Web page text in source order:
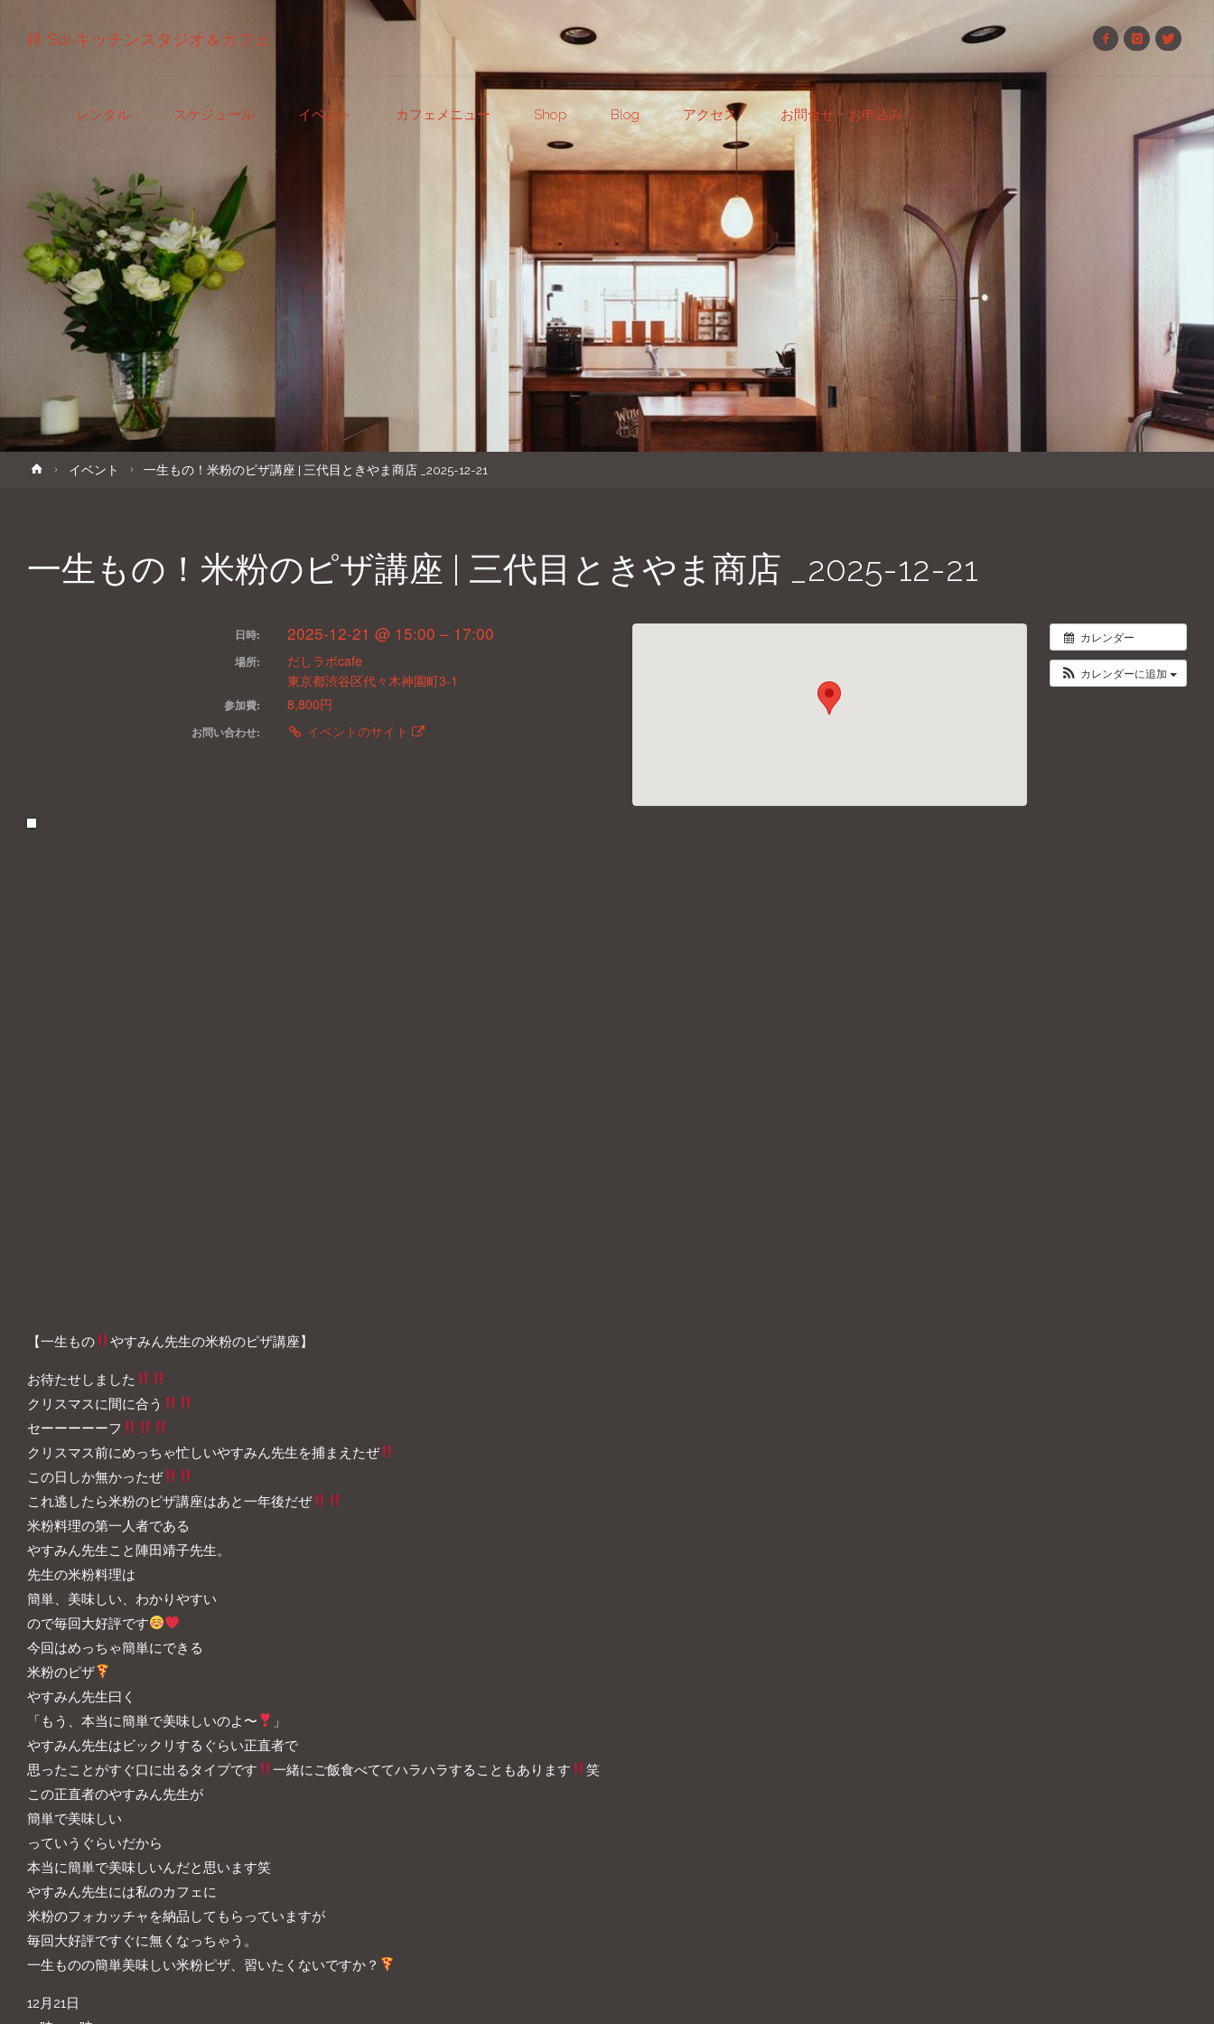
粋 Sui キッチンスタジオ＆カフェ
テ
ン
ツ
へ
キ
ッ
レンタル スケジュール イベント カフェメニュー Shop Blog アクセス お問合せ・お申込み
ホ
イベント 一生もの！米粉のピザ講座 | 三代目ときやま商店 _2025-12-21
一生もの！米粉のピザ講座 | 三代目ときやま商店 _2025-12-21
カレンダー
カレンダーに追加
日時: 2025-12-21 @ 15:00 – 17:00
場所:
だしラボcafe
東京都渋谷区代々木神園町3-1
参加費: 8,800円
お問い合わせ: イベントのサイト
【一生もの やすみん先生の米粉のピザ講座】
お待たせしました
クリスマスに間に合う
セーーーーーフ
クリスマス前にめっちゃ忙しいやすみん先生を捕まえたぜ
この日しか無かったぜ
これ逃したら米粉のピザ講座はあと一年後だぜ
米粉料理の第一人者である
やすみん先生こと陣田靖子先生。
先生の米粉料理は
簡単、美味しい、わかりやすい
ので毎回大好評です
今回はめっちゃ簡単にできる
米粉のピザ
やすみん先生曰く
「もう、本当に簡単で美味しいのよ〜
」
やすみん先生はビックリするぐらい正直者で
思ったことがすぐ口に出るタイプです
一緒にご飯食べててハラハラすることもあります
笑
この正直者のやすみん先生が
簡単で美味しい
っていうぐらいだから
本当に簡単で美味しいんだと思います笑
やすみん先生には私のカフェに
米粉のフォカッチャを納品してもらっていますが
毎回大好評ですぐに無くなっちゃう。
一生ものの簡単美味しい米粉ピザ、習いたくないですか？
12月21日